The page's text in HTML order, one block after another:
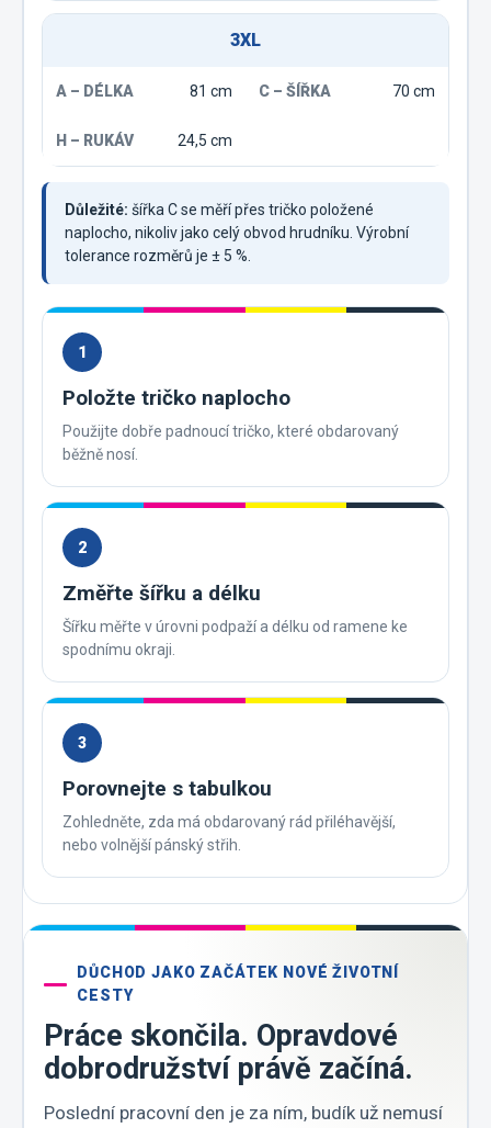
3XL
81 cm 70 cm
24,5 cm
Důležité: šířka C se měří přes tričko položené
naplocho, nikoliv jako celý obvod hrudníku. Výrobní
tolerance rozměrů je ± 5 %.
1
Položte tričko naplocho
Použijte dobře padnoucí tričko, které obdarovaný
běžně nosí.
2
Změřte šířku a délku
Šířku měřte v úrovni podpaží a délku od ramene ke
spodnímu okraji.
3
Porovnejte s tabulkou
Zohledněte, zda má obdarovaný rád přiléhavější,
nebo volnější pánský střih.
DŮCHOD JAKO ZAČÁTEK NOVÉ ŽIVOTNÍ
CESTY
Práce skončila. Opravdové
dobrodružství právě začíná.
Poslední pracovní den je za ním, budík už nemusí